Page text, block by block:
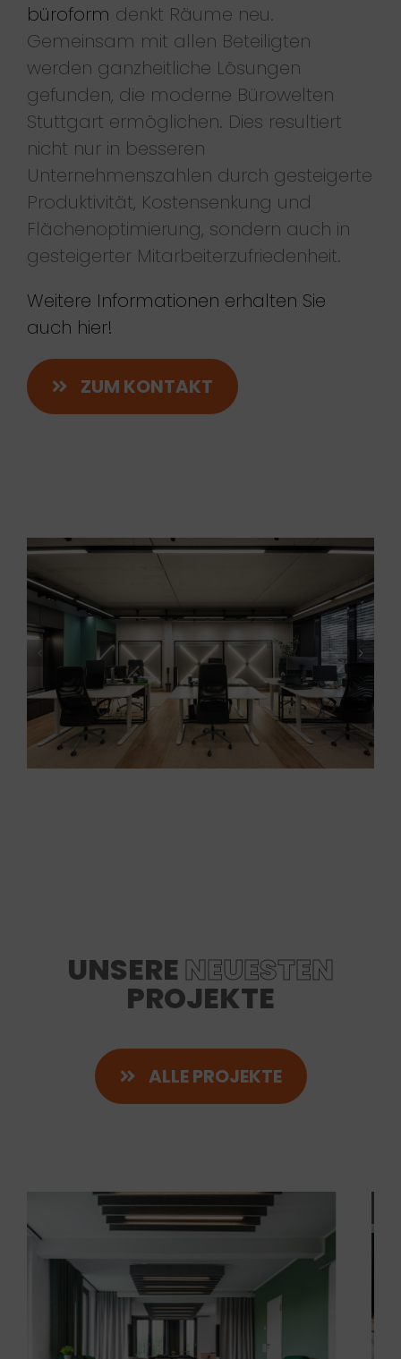
büroform denkt Räume neu.
Gemeinsam mit allen Beteiligten
werden ganzheitliche Lösungen
gefunden, die moderne Bürowelten
Stuttgart ermöglichen. Dies resultiert
nicht nur in besseren
Unternehmenszahlen durch gesteigerte
Produktivität, Kostensenkung und
Flächenoptimierung, sondern auch in
gesteigerter Mitarbeiterzufriedenheit.
Weitere Informationen erhalten Sie
auch hier!
ZUM KONTAKT
UNSERE NEUESTEN
PROJEKTE
ALLE PROJEKTE